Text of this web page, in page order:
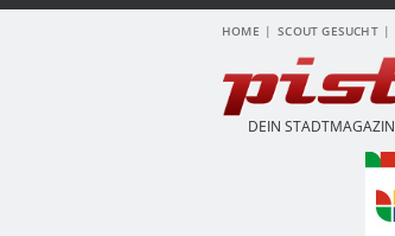
HOME SCOUT GESUCHT
DEIN STADTMAGAZIN